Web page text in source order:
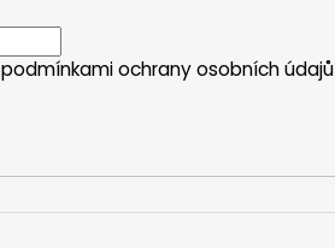
podmínkami ochrany osobních údajů